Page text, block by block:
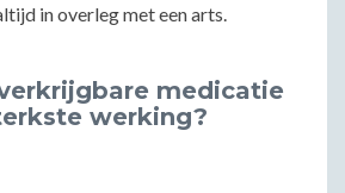
in overleg met een arts.
medicatie
werking?